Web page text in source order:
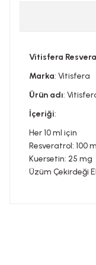
Vitisfera
Marka: Vitisfera
Ürün adı:
İçeriği:
Her 10 ml için
Resveratrol: 100
Kuersetin: 25 mg
Üzüm Çekirdeği